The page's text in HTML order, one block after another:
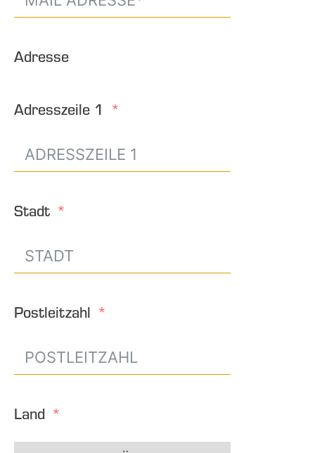
Adresse
Adresszeile 1
Stadt
Postleitzahl
Land